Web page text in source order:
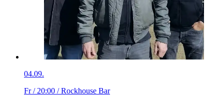
04.09.
Fr / 20:00 / Rockhouse Bar